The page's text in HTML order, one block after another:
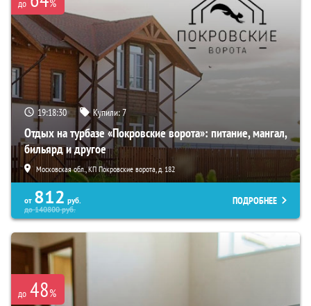
до %
19:18:28 Купили:7
Отдых на турбазе «Покровские ворота»: питание, мангал,
бильярд и другое
Московская обл., КП Покровские ворота, д. 182
от 812 руб.
до140800руб.
ПОДРОБНЕЕ
до 48%